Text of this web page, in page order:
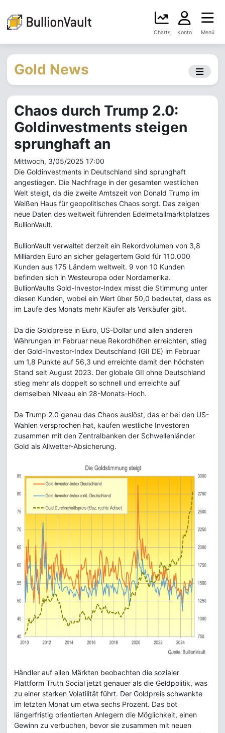
Charts Konto Menü
Gold News
Chaos durch Trump 2.0:
Goldinvestments steigen
sprunghaft an
Mittwoch, 3/05/2025 17:00
Die Goldinvestments in Deutschland sind sprunghaft
angestiegen. Die Nachfrage in der gesamten westlichen
Welt steigt, da die zweite Amtszeit von Donald Trump im
Weißen Haus für geopolitisches Chaos sorgt. Das zeigen
neue Daten des weltweit führenden Edelmetallmarktplatzes
BullionVault.
BullionVault verwaltet derzeit ein Rekordvolumen von 3,8
Milliarden Euro an sicher gelagertem Gold für 110.000
Kunden aus 175 Ländern weltweit. 9 von 10 Kunden
befinden sich in Westeuropa oder Nordamerika.
BullionVaults Gold-Investor-Index misst die Stimmung unter
diesen Kunden, wobei ein Wert über 50,0 bedeutet, dass es
im Laufe des Monats mehr Käufer als Verkäufer gibt.
Da die Goldpreise in Euro, US-Dollar und allen anderen
Währungen im Februar neue Rekordhöhen erreichten, stieg
der Gold-Investor-Index Deutschland (GII DE) im Februar
um 1,8 Punkte auf 56,3 und erreichte damit den höchsten
Stand seit August 2023. Der globale GII ohne Deutschland
stieg mehr als doppelt so schnell und erreichte auf
demselben Niveau ein 28-Monats-Hoch.
Da Trump 2.0 genau das Chaos auslöst, das er bei den US-
Wahlen versprochen hat, kaufen westliche Investoren
zusammen mit den Zentralbanken der Schwellenländer
Gold als Allwetter-Absicherung.
Händler auf allen Märkten beobachten die sozialer
Plattform Truth Social jetzt genauer als die Geldpolitik, was
zu einer starken Volatilität führt. Der Goldpreis schwankte
im letzten Monat um etwa sechs Prozent. Das bot
längerfristig orientierten Anlegern die Möglichkeit, einen
Gewinn zu verbuchen, bevor sie zusammen mit neuen